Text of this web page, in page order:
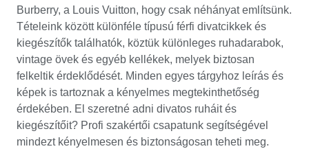
Burberry, a Louis Vuitton, hogy csak néhányat említsünk.
Tételeink között különféle típusú férfi divatcikkek és
kiegészítők találhatók, köztük különleges ruhadarabok,
vintage övek és egyéb kellékek, melyek biztosan
felkeltik érdeklődését. Minden egyes tárgyhoz leírás és
képek is tartoznak a kényelmes megtekinthetőség
érdekében. El szeretné adni divatos ruháit és
kiegészítőit? Profi szakértői csapatunk segítségével
mindezt kényelmesen és biztonságosan teheti meg.